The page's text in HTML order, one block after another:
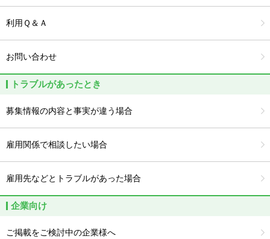
利用Ｑ＆Ａ
お問い合わせ
トラブルがあったとき
募集情報の内容と事実が違う場合
雇用関係で相談したい場合
雇用先などとトラブルがあった場合
企業向け
ご掲載をご検討中の企業様へ